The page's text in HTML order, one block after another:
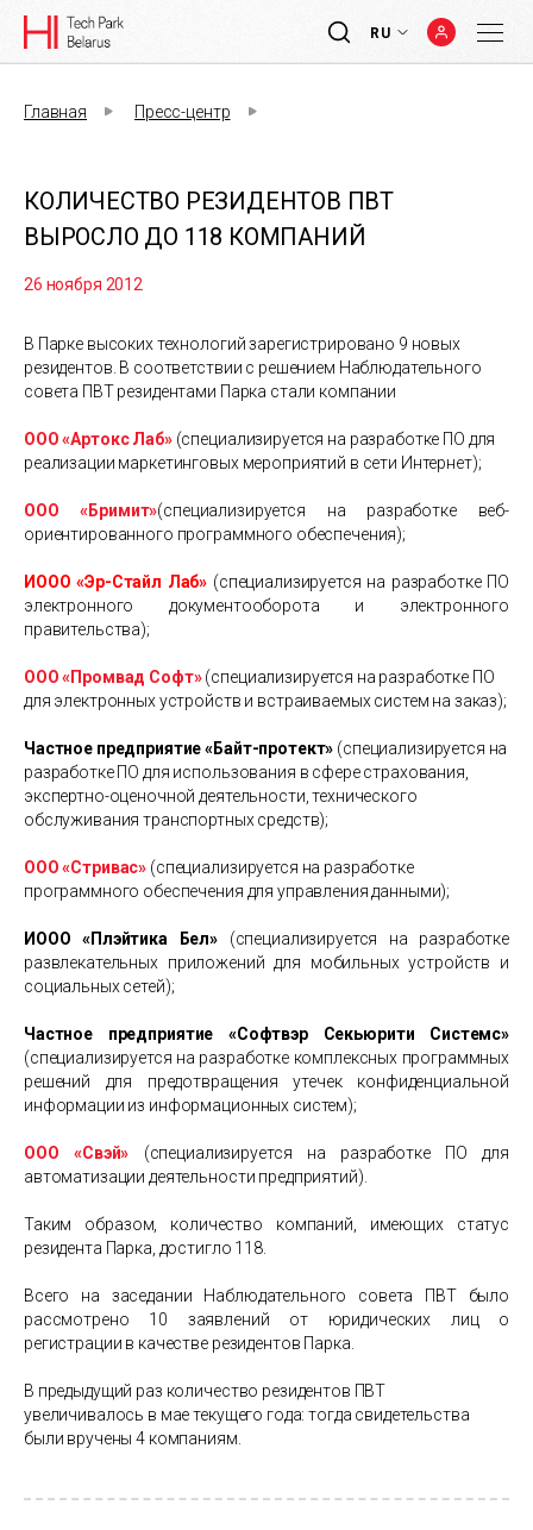
RU
Главная Пресс-центр
КОЛИЧЕСТВО РЕЗИДЕНТОВ ПВТ
ВЫРОСЛО ДО 118 КОМПАНИЙ
26 ноября 2012
В Парке высоких технологий зарегистрировано 9 новых
резидентов. В соответствии с решением Наблюдательного
совета ПВТ резидентами Парка стали компании
ООО «Артокс Лаб»(специализируется на разработке ПО для
реализации маркетинговых мероприятий в сети Интернет);
ООО «Бримит»(специализируется на разработке веб-
ориентированного программного обеспечения);
ИООО «Эр-Стайл Лаб» (специализируется на разработке ПО
электронного документооборота и электронного
правительства);
ООО «Промвад Софт»(специализируется на разработке ПО
для электронных устройств и встраиваемых систем на заказ);
Частное предприятие «Байт-протект» (специализируется на
разработке ПО для использования в сфере страхования,
экспертно-оценочной деятельности, технического
обслуживания транспортных средств);
ООО «Стривас» (специализируется на разработке
программного обеспечения для управления данными);
ИООО «Плэйтика Бел» (специализируется на разработке
развлекательных приложений для мобильных устройств и
социальных сетей);
Частное предприятие «Софтвэр Секьюрити Системс»
(специализируется на разработке комплексных программных
решений для предотвращения утечек конфиденциальной
информации из информационных систем);
ООО «Свэй» (специализируется на разработке ПО для
автоматизации деятельности предприятий).
Таким образом, количество компаний, имеющих статус
резидента Парка, достигло 118.
Всего на заседании Наблюдательного совета ПВТ было
рассмотрено 10 заявлений от юридических лиц о
регистрации в качестве резидентов Парка.
В предыдущий раз количество резидентов ПВТ
увеличивалось в мае текущего года: тогда свидетельства
были вручены 4 компаниям.